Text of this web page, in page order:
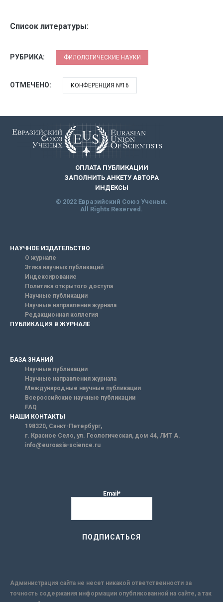
Список литературы:
РУБРИКА: ФИЛОЛОГИЧЕСКИЕ НАУКИ
ОТМЕЧЕНО: КОНФЕРЕНЦИЯ №16
ОПЛАТА ПУБЛИКАЦИИ
ЗАПОЛНИТЬ АНКЕТУ АВТОРА
ИНДЕКСЫ
© 2022 Евразийский Союз Ученых.
All Rights Reserved.
НАУЧНОЕ ИЗДАТЕЛЬСТВО
О журнале
Этика научных публикаций
Индексирование
Политика открытого доступа
Научные публикации
Научные направления журнала
Редакционная коллегия
ПУБЛИКАЦИЯ В ЖУРНАЛЕ
БАЗА ЗНАНИЙ
Научные публикации
Научные направления журнала
Международные научные публикации
Всероссийские научные публикации
FAQ
НАШИ КОНТАКТЫ
198320, Санкт-Петербург,
г. Красное Село, ул. Геологическая, дом 44, ЛИТ А.
info@euroasia-science.ru
Email*
Администрация сайта не несет никакой ответственности за
точность содержания информации опубликованной на сайте, а так